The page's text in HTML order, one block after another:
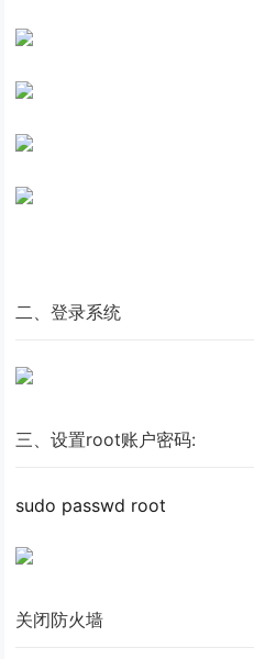
二、登录系统
三、设置root账户密码:
sudo passwd root
关闭防火墙